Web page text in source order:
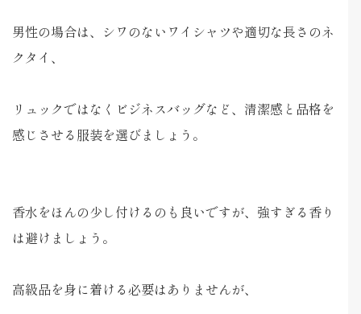
男性の場合は、シワのないワイシャツや適切な長さのネ
クタイ、
リュックではなくビジネスバッグなど、清潔感と品格を
感じさせる服装を選びましょう。
香水をほんの少し付けるのも良いですが、強すぎる香り
は避けましょう。
高級品を身に着ける必要はありませんが、